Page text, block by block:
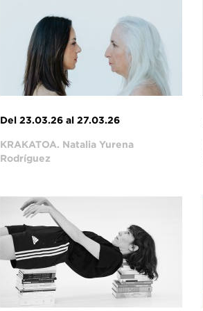
Del 23.03.26 al 27.03.26
KRAKATOA. Natalia Yurena
Rodríguez